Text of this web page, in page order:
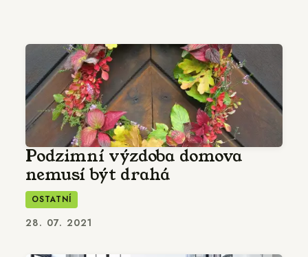
Podzimní výzdoba domova
nemusí být drahá
OSTATNÍ
28. 07. 2021